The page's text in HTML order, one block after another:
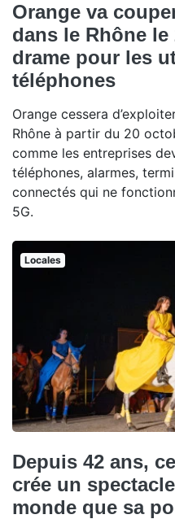
Orange va
dans le Rhône
drame pour les
téléphones
Orange cessera
Rhône à partir du 20
comme les entreprises
téléphones, alarmes,
connectés qui ne
5G.
Locales
Depuis 42 ans,
crée un
monde que sa